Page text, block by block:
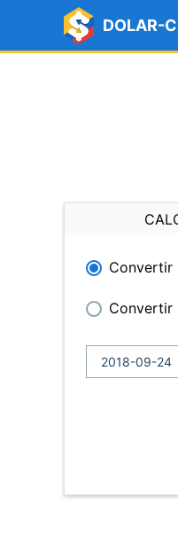
DOLAR-
Convertir
Convertir